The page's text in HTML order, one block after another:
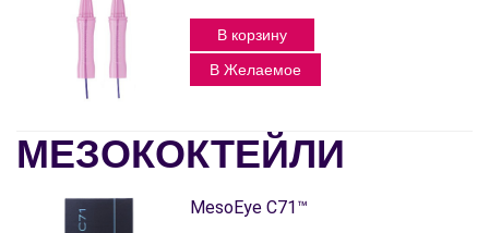
В корзину
В Желаемое
МЕЗОКОКТЕЙЛИ
MesoEye C71™